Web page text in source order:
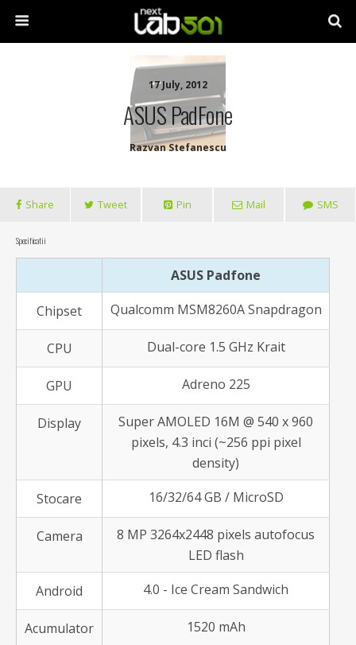
17 July, 2012
ASUS PadFone
Razvan Stefanescu
Share Tweet Pin Mail SMS
Specificatii
ASUS Padfone
Chipset Qualcomm MSM8260A Snapdragon
CPU Dual-core 1.5 GHz Krait
GPU Adreno 225
Display
Super AMOLED 16M @ 540 x 960
pixels, 4.3 inci (~256 ppi pixel
density)
Stocare 16/32/64 GB / MicroSD
Camera
8 MP 3264x2448 pixels autofocus
LED flash
Android 4.0 - Ice Cream Sandwich
Acumulator 1520 mAh